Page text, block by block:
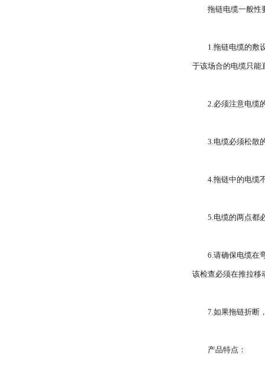
拖链电缆一般性
1.拖链电缆的敷
于该场合的电缆只能
2.必须注意电缆
3.电缆必须松散
4.拖链中的电缆
5.电缆的两点都
6.请确保电缆在
该检查必须在推拉移
7.如果拖链折断
产品特点：